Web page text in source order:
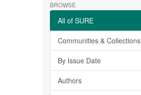
BROWSE
All of SURE
Communities & Collections
By Issue Date
Authors